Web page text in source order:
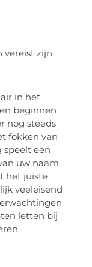
vereist zijn
in het
beginnen
nog steeds
fokken van
speelt een
uw naam
het juiste
veeleisend
letten bij